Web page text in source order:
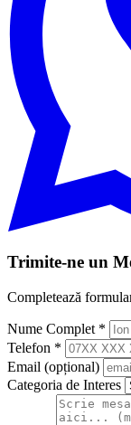
Trimite-ne un
Completează
Nume Complet *
Telefon *
Email (opțional)
Categoria de Interes